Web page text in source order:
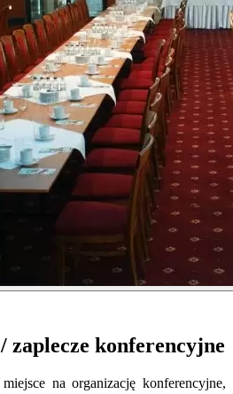
zaplecze konferencyjne
na organizację konferencyjne,